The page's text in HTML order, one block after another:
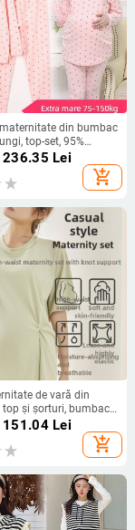
din bumbac
top-set, 95%
2023Lei
add_shopping_cart
de vară din
top și șorturi, bumbac
95%, mânecă 3/4,
Lei
add_shopping_cart